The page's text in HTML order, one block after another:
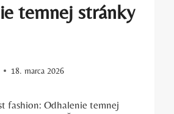
temnej stránky
18. marca 2026
fashion: Odhalenie temnej